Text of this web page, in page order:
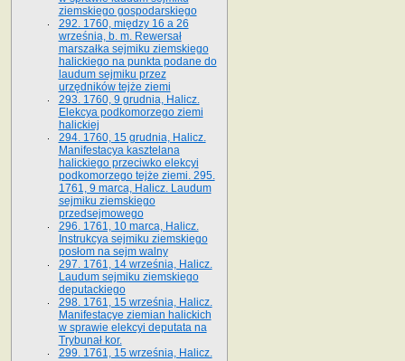
ziemskiego gospodarskiego
292. 1760, między 16 a 26
września, b. m. Rewersał
marszałka sejmiku ziemskiego
halickiego na punkta podane do
laudum sejmiku przez
urzędników tejże ziemi
293. 1760, 9 grudnia, Halicz.
Elekcya podkomorzego ziemi
halickiej
294. 1760, 15 grudnia, Halicz.
Manifestacya kasztelana
halickiego przeciwko elekcyi
podkomorzego tejże ziemi. 295.
1761, 9 marca, Halicz. Laudum
sejmiku ziemskiego
przedsejmowego
296. 1761, 10 marca, Halicz.
Instrukcya sejmiku ziemskiego
posłom na sejm walny
297. 1761, 14 września, Halicz.
Laudum sejmiku ziemskiego
deputackiego
298. 1761, 15 września, Halicz.
Manifestacye ziemian halickich
w sprawie elekcyi deputata na
Trybunał kor.
299. 1761, 15 września, Halicz.